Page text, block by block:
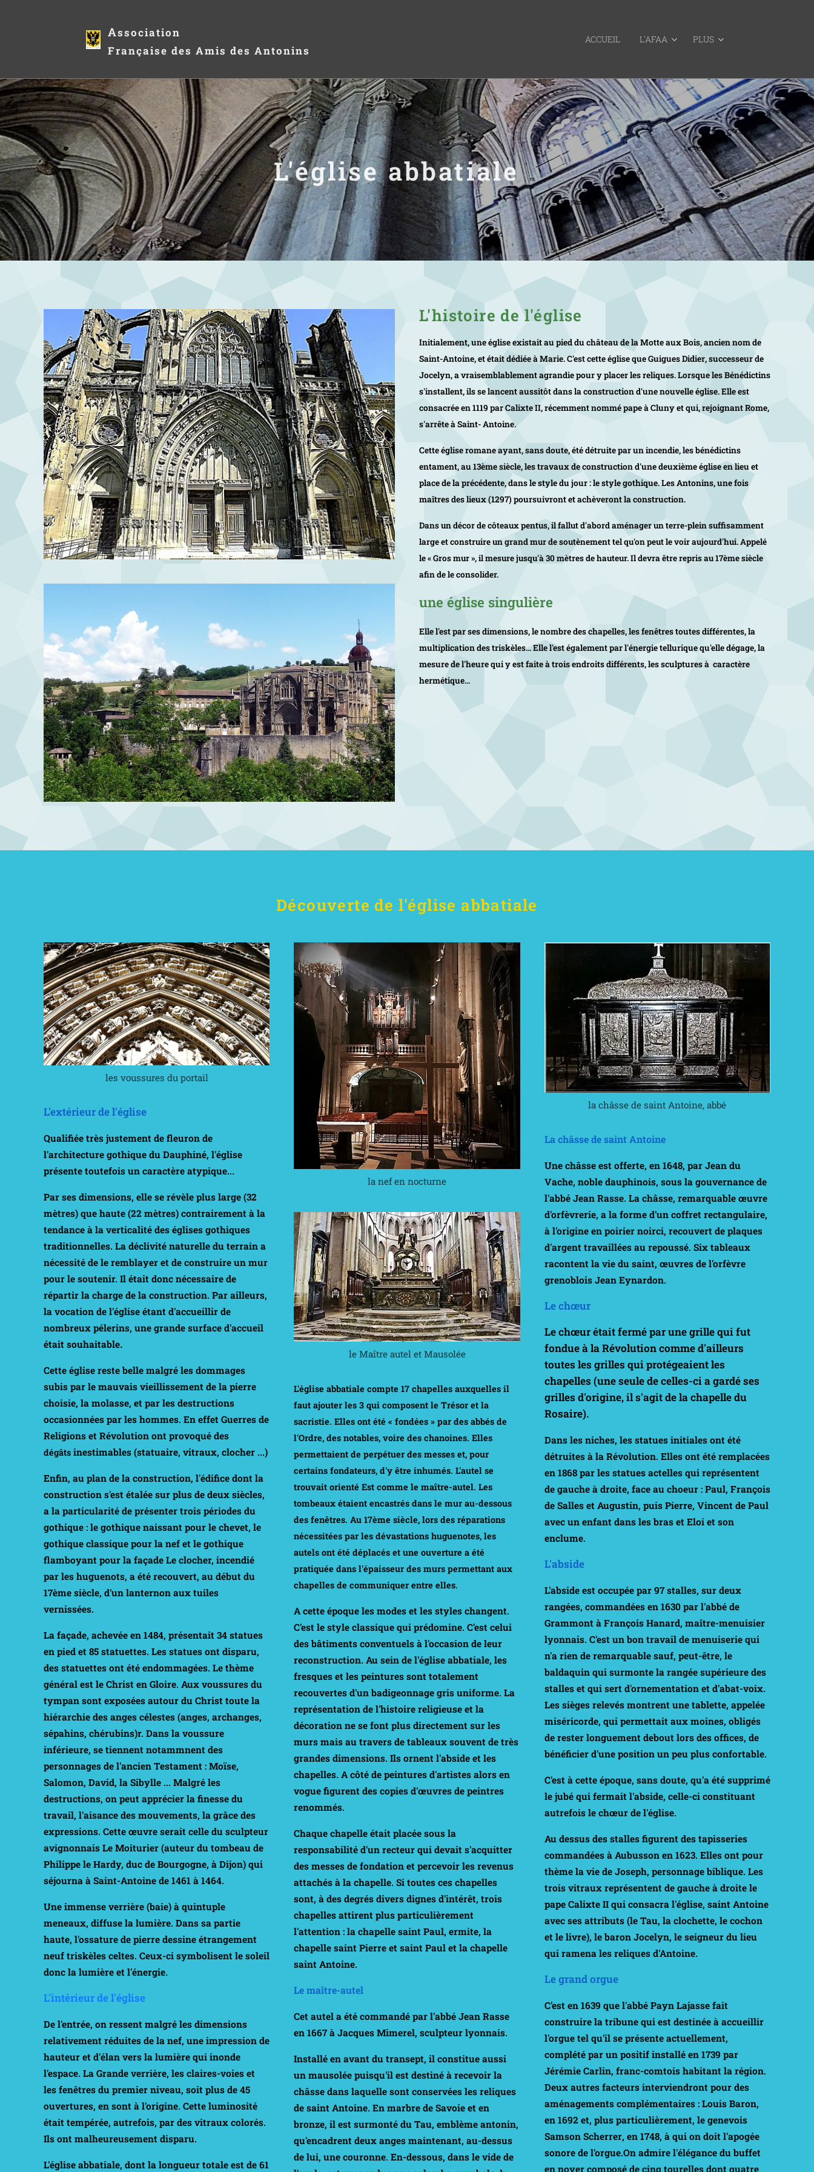
Association
Française des Amis des Antonins
ACCUEIL L'AFAA PLUS
L'église abbatiale
L'histoire de l'église
Initialement, une église existait au pied du château de la Motte aux Bois, ancien nom de
Saint-Antoine, et était dédiée à Marie. C'est cette église queGuigues Didier, successeur de
Jocelyn, a vraisemblablement agrandie pour y placer les reliques. Lorsque les Bénédictins
s'installent, ils se lancent aussitôt dans la construction d'une nouvelle église. Elle est
consacrée en 1119 parCalixte II, récemment nommé pape à Cluny et qui, rejoignant Rome,
s'arrête à Saint- Antoine.
Cette église romane ayant, sans doute, été détruite par un incendie, les bénédictins
entament, au 13ème siècle, les travaux de construction d'une deuxième église en lieu et
place de la précédente, dans le style du jour : le style gothique. Les Antonins, une fois
maîtres des lieux (1297) poursuivront et achèveront la construction.
Dans un décor de côteaux pentus, il fallut d'abord aménager un terre-plein suffisamment
large et construire un grand mur de soutènement tel qu'on peut le voir aujourd'hui. Appelé
le «Gros mur», il mesure jusqu'à 30 mètres de hauteur. Il devra être repris au 17ème siècle
afin de le consolider.
une église singulière
Elle l'est par ses dimensions, le nombre des chapelles, les fenêtres toutes différentes, la
multiplication des triskèles... Elle l'est également par l'énergie tellurique qu'elle dégage, la
mesure de l'heure qui y est faite à trois endroits différents, les sculptures à caractère
hermétique...
Découverte de l'église abbatiale
les voussures du portail
L'extérieur de l'église
Qualifiée très justement de fleuron de
l'architecture gothique du Dauphiné, l'église
présente toutefois un caractère atypique...
Par ses dimensions, elle se révèle plus large (32
mètres) que haute (22 mètres) contrairement à la
tendance à la verticalité des églises gothiques
traditionnelles. La déclivité naturelle du terrain a
nécessité de le remblayer et de construire un mur
pour le soutenir. Il était donc nécessaire de
répartir la charge de la construction. Par ailleurs,
la vocation de l'église étant d'accueillir de
nombreux pélerins, une grande surface d'accueil
était souhaitable.
Cette église reste belle malgré les dommages
subis par le mauvais vieillissement de la pierre
choisie, la molasse, et par les destructions
occasionnées par les hommes. En effet Guerres de
Religions et Révolution ont provoqué des
dégâts inestimables (statuaire, vitraux, clocher ...)
Enfin, au plan de la construction, l'édifice dont la
construction s'est étalée sur plus de deux siècles,
a la particularité de présenter trois périodes du
gothique : le gothique naissant pour le chevet, le
gothique classique pour la nef et le gothique
flamboyant pour la façade Le clocher, incendié
par les huguenots, a été recouvert, au début du
17ème siècle, d'un lanternon aux tuiles
vernissées.
La façade, achevée en 1484, présentait 34 statues
en pied et 85 statuettes. Les statues ont disparu,
des statuettes ont été endommagées. Le thème
général est le Christ en Gloire. Aux voussures du
tympan sont exposées autour du Christ toute la
hiérarchie des anges célestes (anges, archanges,
sépahins, chérubins)r. Dans la voussure
inférieure, se tiennent notammnent des
personnages de l'ancien Testament : Moïse,
Salomon, David, la Sibylle ... Malgré les
destructions, on peut apprécier la finesse du
travail, l'aisance des mouvements, la grâce des
expressions. Cette œuvre serait celle du sculpteur
avignonnais Le Moiturier (auteur du tombeau de
Philippe le Hardy, duc de Bourgogne, à Dijon) qui
séjourna à Saint-Antoine de 1461 à 1464.
Une immense verrière (baie) à quintuple
meneaux, diffuse la lumière. Dans sa partie
haute, l'ossature de pierre dessine étrangement
neuf triskèles celtes. Ceux-ci symbolisent le soleil
donc la lumière et l'énergie.
L'intérieur de l'église
De l'entrée, on ressent malgré les dimensions
relativement réduites de la nef, une impression de
hauteur et d'élan vers la lumière qui inonde
l'espace. La Grande verrière, les claires-voies et
les fenêtres du premier niveau, soit plus de 45
ouvertures, en sont à l'origine. Cette luminosité
était tempérée, autrefois, par des vitraux colorés.
Ils ont malheureusement disparu.
L'église abbatiale, dont la longueur totale est de 61
la nef en nocturne
le Maître autel et Mausolée
L'église abbatiale compte 17 chapelles auxquelles il
faut ajouter les 3 qui composent le Trésor et la
sacristie. Elles ont été « fondées » par des abbés de
l'Ordre, des notables, voire des chanoines. Elles
permettaient de perpétuer des messes et, pour
certains fondateurs, d'y être inhumés. L'autel se
trouvait orienté Est comme le maître-autel. Les
tombeaux étaient encastrés dans le mur au-dessous
des fenêtres. Au 17ème siècle, lors des réparations
nécessitées par les dévastations huguenotes, les
autels ont été déplacés et une ouverture a été
pratiquée dans l'épaisseur des murs permettant aux
chapelles de communiquer entre elles.
A cette époque les modes et les styles changent.
C'est le style classique qui prédomine. C'est celui
des bâtiments conventuels à l'occasion de leur
reconstruction. Au sein de l'église abbatiale, les
fresques et les peintures sont totalement
recouvertes d'un badigeonnage gris uniforme. La
représentation de l'histoire religieuse et la
décoration ne se font plus directement sur les
murs mais au travers de tableaux souvent de très
grandes dimensions. Ils ornent l'abside et les
chapelles. A côté de peintures d'artistes alors en
vogue figurent des copies d'œuvres de peintres
renommés.
Chaque chapelle était placée sous la
responsabilité d'un recteur qui devait s'acquitter
des messes de fondation et percevoir les revenus
attachés à la chapelle. Si toutes ces chapelles
sont, à des degrés divers dignes d'intérêt, trois
chapelles attirent plus particulièrement
l'attention : la chapelle saint Paul, ermite, la
chapelle saint Pierre et saint Paul et lachapelle
saint Antoine.
Le maître-autel
Cet autel a été commandé par l'abbé Jean Rasse
en 1667 à Jacques Mimerel, sculpteur lyonnais.
Installé en avant du transept, il constitue aussi
un mausolée puisqu'il est destiné à recevoir la
châsse dans laquelle sont conservées les reliques
de saint Antoine. En marbre de Savoie et en
bronze, il est surmonté duTau, emblème antonin,
qu'encadrent deux anges maintenant, au-dessus
de lui, une couronne. En-dessous, dans le vide de
la châsse de saint Antoine, abbé
La châsse de saint Antoine
Une châsse est offerte, en 1648, par Jean du
Vache, noble dauphinois, sous la gouvernance de
l'abbé Jean Rasse. La châsse, remarquable œuvre
d'orfèvrerie, a la forme d'un coffret rectangulaire,
à l'origine en poirier noirci, recouvert de plaques
d'argent travaillées au repoussé. Six tableaux
racontent la vie du saint, œuvres de l'orfèvre
grenoblois Jean Eynardon.
Le chœur
Le chœur était fermé par une grille qui fut
fondue à la Révolution comme d'ailleurs
toutes les grilles qui protégeaient les
chapelles (une seule de celles-ci a gardé ses
grilles d'origine, il s'agit de la chapelle du
Rosaire).
Dans les niches, les statues initiales ont été
détruites à la Révolution. Elles ont été remplacées
en 1868 par les statues actelles qui représentent
de gauche à droite, face au choeur : Paul, François
de Salles et Augustin, puis Pierre, Vincent de Paul
avec un enfant dans les bras et Eloi et son
enclume.
L'abside
L'abside est occupée par 97 stalles, sur deux
rangées, commandées en 1630 par l'abbé de
Grammont à François Hanard, maître-menuisier
lyonnais. C'est un bon travail de menuiserie qui
n'a rien de remarquable sauf, peut-être, le
baldaquin qui surmonte la rangée supérieure des
stalles et qui sert d'ornementation et d'abat-voix.
Les sièges relevés montrent une tablette, appelée
miséricorde, qui permettait aux moines, obligés
de rester longuement debout lors des offices, de
bénéficier d'une position un peu plus confortable.
C'est à cette époque, sans doute, qu'a été supprimé
le jubé qui fermait l'abside, celle-ci constituant
autrefois le chœur de l'église.
Au dessus des stalles figurent des tapisseries
commandées à Aubussonen 1623. Elles ont pour
thème la vie de Joseph, personnage biblique. Les
trois vitraux représentent de gauche à droite le
pape Calixte IIqui consacra l'église, saint Antoine
avec ses attributs (le Tau, la clochette, le cochon
et le livre), le baron Jocelyn, le seigneur du lieu
qui ramena les reliques d'Antoine.
Le grand orgue
C'est en 1639 que l'abbé Payn Lajassefait
construire la tribune qui est destinée à accueillir
l'orgue tel qu'il se présente actuellement,
complété par un positif installé en 1739 par
Jérémie Carlin, franc-comtois habitant la région.
Deux autres facteurs interviendront pour des
aménagements complémentaires : Louis Baron,
en 1692 et, plus particulièrement, le genevois
Samson Scherrer, en 1748, à qui on doit l'apogée
sonore de l'orgue.On admire l'élégance du buffet
en noyer composé de cinq tourelles dont quatre